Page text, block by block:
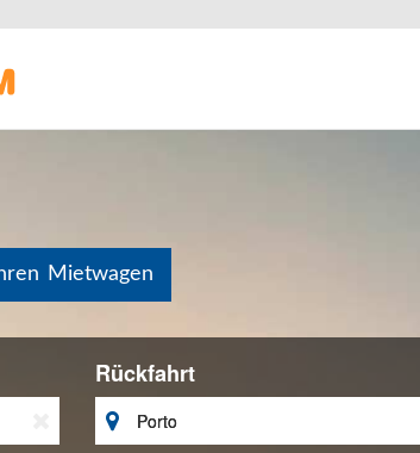
Mietwagen
Rückfahrt
